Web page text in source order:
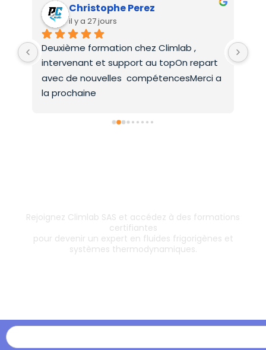
Christophe Perez
il y a 27 jours
Deuxième formation chez Climlab ,
intervenant et support au topOn repart
avec de nouvelles  compétencesMerci a
la prochaine
Rejoignez Climlab SAS et accédez à des formations
certifiantes
pour devenir un expert en fluides frigorigènes et
systèmes thermodynamiques.